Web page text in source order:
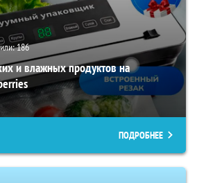
186
и влажных продуктов на
ПОДРОБНЕЕ